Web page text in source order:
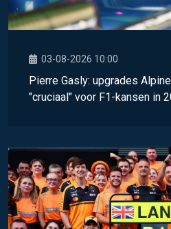
03-08-2026 10:00
Pierre Gasly: upgrades
"cruciaal" voor F1-kansen in